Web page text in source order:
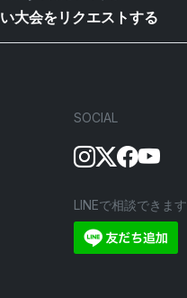
大会をリクエストする
SOCIAL
LINEで相談できます